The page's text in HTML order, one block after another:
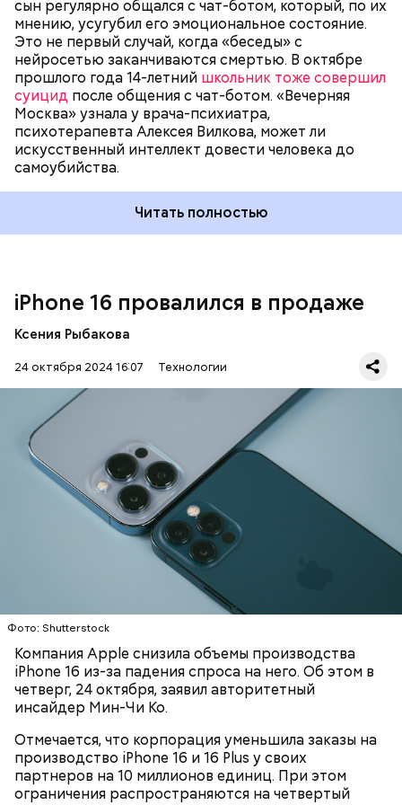
сын регулярно общался с чат-ботом, который, по их
мнению, усугубил его эмоциональное состояние.
Это не первый случай, когда «беседы» с
нейросетью заканчиваются смертью. В октябре
прошлого года 14-летний школьник тоже совершил
суицид после общения с чат-ботом. «Вечерняя
Москва» узнала у врача-психиатра,
психотерапевта Алексея Вилкова, может ли
искусственный интеллект довести человека до
самоубийства.
Читать полностью
iPhone 16 провалился в продаже
Ксения Рыбакова
24 октября 2024 16:07 Технологии
Фото: Shutterstock
Компания Apple снизила объемы производства
iPhone 16 из-за падения спроса на него. Об этом в
четверг, 24 октября, заявил авторитетный
инсайдер Мин-Чи Ко.
Отмечается, что корпорация уменьшила заказы на
производство iPhone 16 и 16 Plus у своих
партнеров на 10 миллионов единиц. При этом
ограничения распространяются на четвертый
Несмотря на плохие продажи устройств, Apple в
рамках плана реализует свои премиальные
смартфоны. О снижении заказов на производство
iPhone 16 Pro и 16 Pro Max не сообщалось, передает
До этого владельцы iPhone 16 массово
пожаловались
на проблемы с устройством
Сообщения о неисправностях начали поступать с
самого начала продаж смартфона и продолжаются
уже почти месяц. При этом обновления iOS 18.0.1 и
iOS 18.1 не решают эту проблему.
ПРОИЗВОДСТВО IPHONE APPLE
Илон Маск недавно официально презентовал
новых гуманоидных роботов Optimus от Tesla.
Робот способен выполнять многие бытовые дела, в
том числе мыть грязную посуду и убирать вещи.
Отдельно отмечается его способность
своему владельцу алкоголь